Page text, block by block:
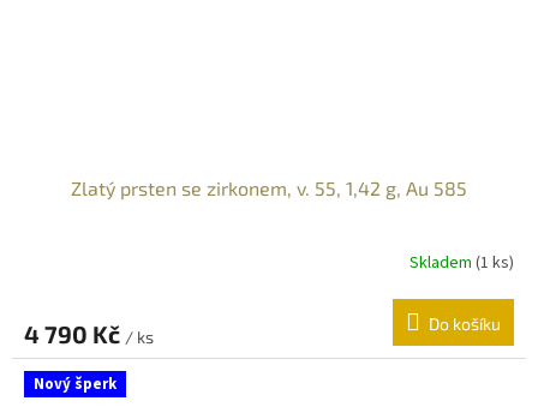
Zlatý prsten se zirkonem, v. 55, 1,42 g, Au 585
Skladem (1 ks)
4 790 Kč / ks
Do košíku
Nový šperk